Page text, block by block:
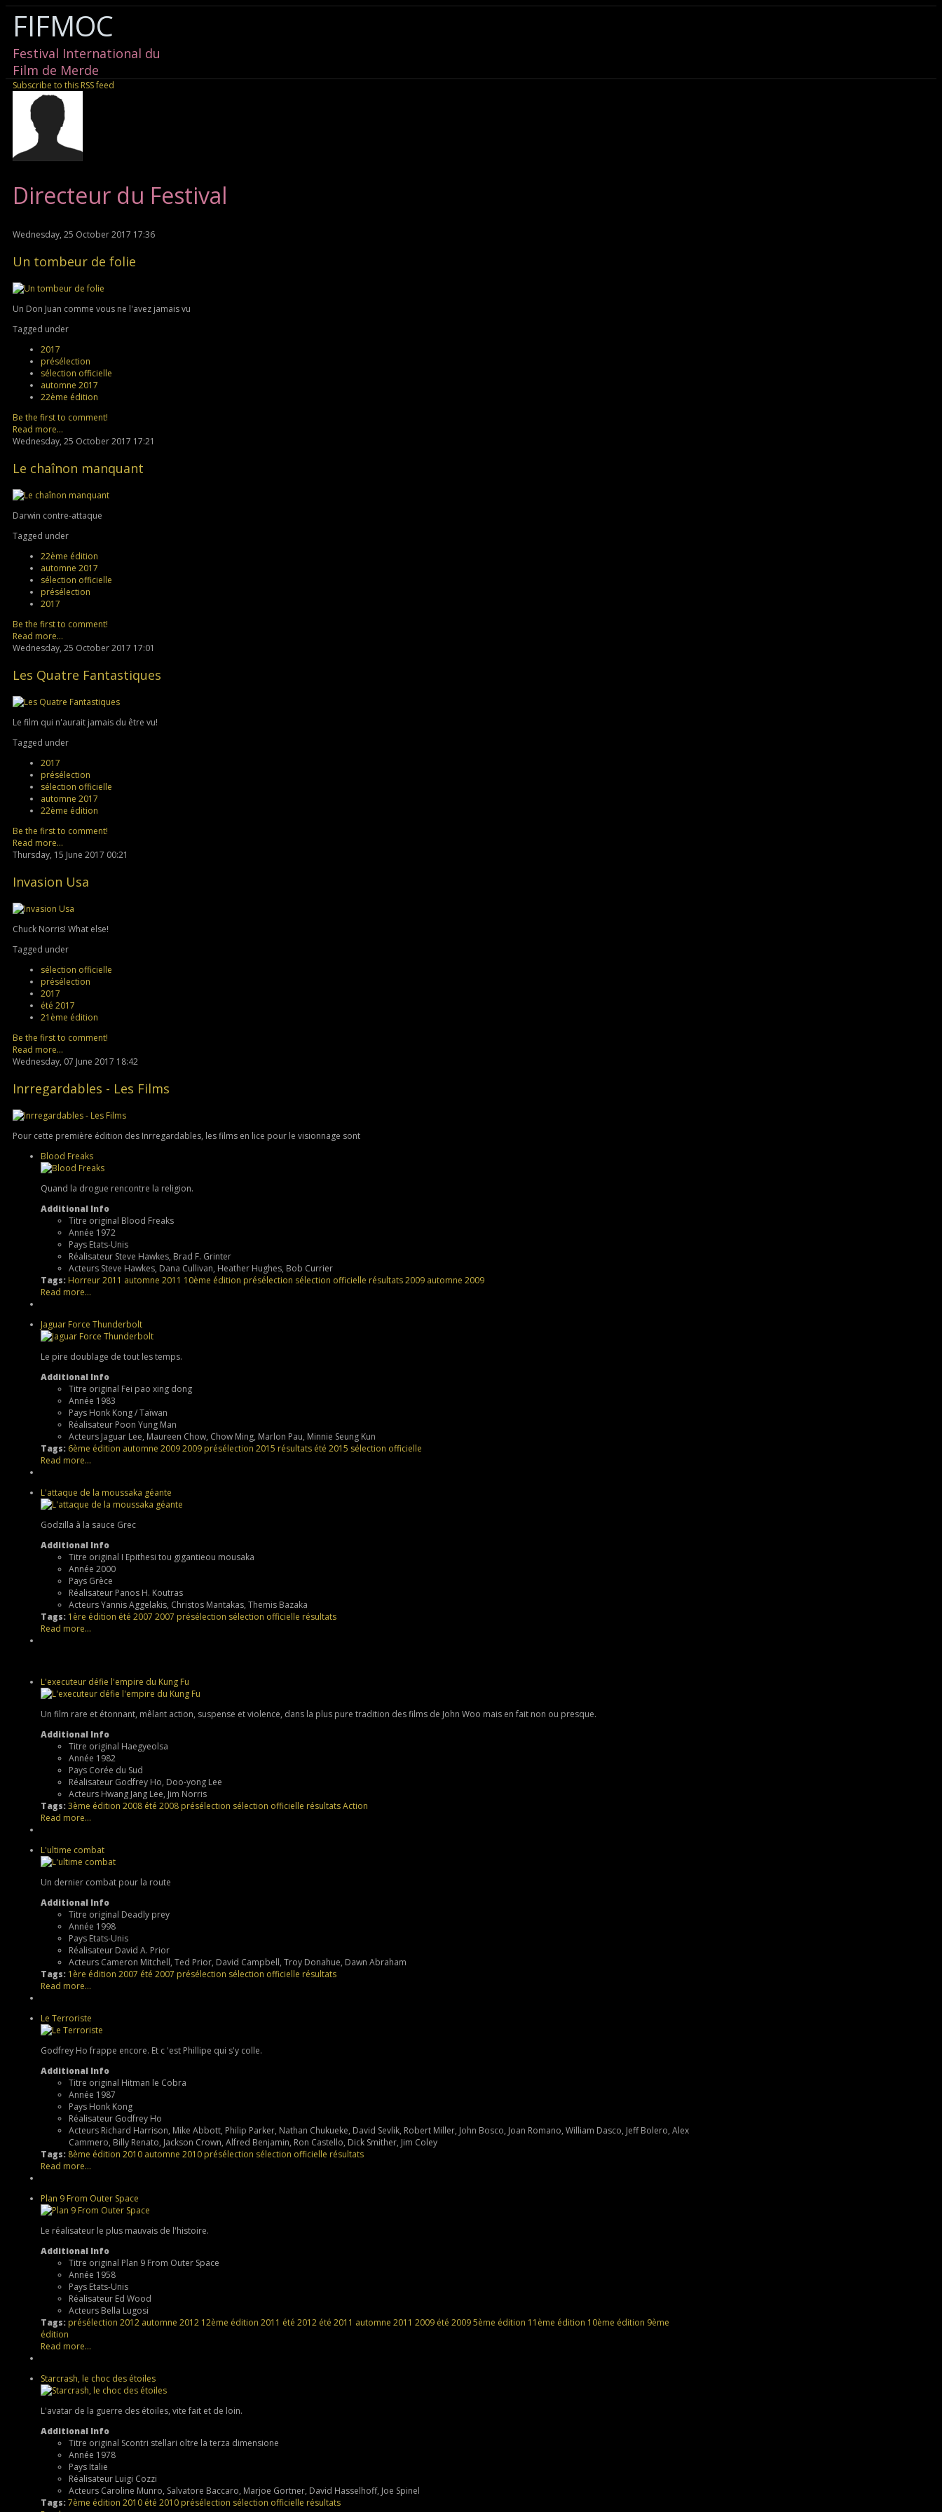
FIFMOC
Festival International du
Film de Merde
Subscribe to this RSS feed
Directeur du Festival
Wednesday, 25 October 2017 17:36
Un tombeur de folie
Un Don Juan comme vous ne l'avez jamais vu
Tagged under
2017
présélection
sélection officielle
automne 2017
22ème édition
Be the first to comment!
Read more...
Wednesday, 25 October 2017 17:21
Le chaînon manquant
Darwin contre-attaque
Tagged under
22ème édition
automne 2017
sélection officielle
présélection
2017
Be the first to comment!
Read more...
Wednesday, 25 October 2017 17:01
Les Quatre Fantastiques
Le film qui n'aurait jamais du être vu!
Tagged under
2017
présélection
sélection officielle
automne 2017
22ème édition
Be the first to comment!
Read more...
Thursday, 15 June 2017 00:21
Invasion Usa
Chuck Norris! What else!
Tagged under
sélection officielle
présélection
2017
été 2017
21ème édition
Be the first to comment!
Read more...
Wednesday, 07 June 2017 18:42
Inrregardables - Les Films
Pour cette première édition des Inrregardables, les films en lice pour le visionnage sont
Blood Freaks
Quand la drogue rencontre la religion.
Additional Info
Titre original Blood Freaks
Année 1972
Pays Etats-Unis
Réalisateur Steve Hawkes, Brad F. Grinter
Acteurs Steve Hawkes, Dana Cullivan, Heather Hughes, Bob Currier
Tags: Horreur2011 automne 2011 10ème édition présélection sélection officielle résultats2009 automne 2009
Read more...
Jaguar Force Thunderbolt
Le pire doublage de tout les temps.
Additional Info
Titre original Fei pao xing dong
Année 1983
Pays Honk Kong / Taïwan
Réalisateur Poon Yung Man
Acteurs Jaguar Lee, Maureen Chow, Chow Ming, Marlon Pau, Minnie Seung Kun
Tags: 6ème édition automne 20092009 présélection 2015 résultats été 2015 sélection officielle
Read more...
L'attaque de la moussaka géante
Godzilla à la sauce Grec
Additional Info
Titre original I Epithesi tou gigantieou mousaka
Année 2000
Pays Grèce
Réalisateur Panos H. Koutras
ActeursYannis Aggelakis, Christos Mantakas, Themis Bazaka
Tags: 1ère édition été 2007 2007 présélection sélection officielle résultats
Read more...
L'executeur défie l'empire du Kung Fu
Un film rare et étonnant, mêlant action, suspense et violence, dans la plus pure tradition des films de John Woo mais en fait non ou presque.
Additional Info
Titre original Haegyeolsa
Année 1982
Pays Corée du Sud
Réalisateur Godfrey Ho, Doo-yong Lee
Acteurs Hwang Jang Lee, Jim Norris
Tags:3ème édition 2008 été 2008 présélection sélection officielle résultatsAction
Read more...
L'ultime combat
Un dernier combat pour la route
Additional Info
Titre original Deadly prey
Année 1998
Pays Etats-Unis
Réalisateur David A. Prior
Acteurs Cameron Mitchell, Ted Prior, David Campbell, Troy Donahue, Dawn Abraham
Tags: 1ère édition 2007 été 2007 présélection sélection officielle résultats
Read more...
Le Terroriste
Godfrey Ho frappe encore. Et c 'est Phillipe qui s'y colle.
Additional Info
Titre original Hitman le Cobra
Année 1987
Pays Honk Kong
Réalisateur Godfrey Ho
Acteurs Richard Harrison, Mike Abbott, Philip Parker, Nathan Chukueke, David Sevlik, Robert Miller, John Bosco, Joan Romano, William Dasco, Jeff Bolero, Alex
Cammero, Billy Renato, Jackson Crown, Alfred Benjamin, Ron Castello, Dick Smither, Jim Coley
Tags: 8ème édition 2010 automne 2010 présélection sélection officielle résultats
Read more...
Plan 9 From Outer Space
Le réalisateur le plus mauvais de l'histoire.
Additional Info
Titre original Plan 9 From Outer Space
Année 1958
Pays Etats-Unis
Réalisateur Ed Wood
Acteurs Bella Lugosi
Tags: présélection 2012 automne 2012 12ème édition 2011 été 2012 été 2011 automne 2011 2009 été 20095ème édition 11ème édition 10ème édition 9ème
édition
Read more...
Starcrash, le choc des étoiles
L'avatar de la guerre des étoiles, vite fait et de loin.
Additional Info
Titre original Scontri stellari oltre la terza dimensione
Année 1978
Pays Italie
Réalisateur Luigi Cozzi
Acteurs Caroline Munro, Salvatore Baccaro, Marjoe Gortner, David Hasselhoff, Joe Spinel
Tags:7ème édition 2010 été 2010 présélection sélection officielle résultats